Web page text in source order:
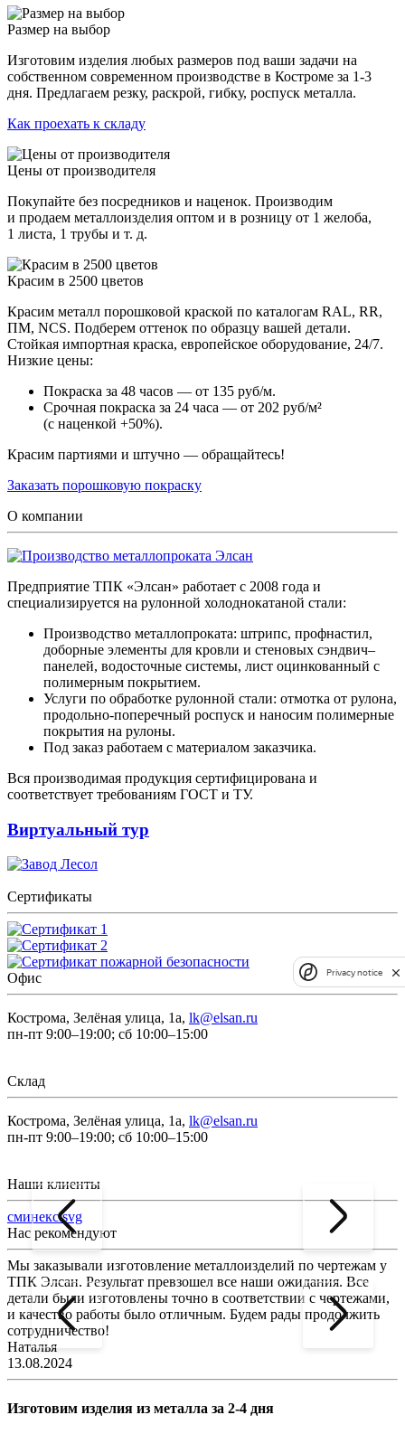
Размер на выбор
Изготовим изделия любых размеров под ваши задачи на
собственном современном производстве в Костроме за 1-3
дня. Предлагаем резку, раскрой, гибку, роспуск металла.
Как проехать к складу
Цены от производителя
Покупайте без посредников и наценок. Производим
и продаем металлоизделия оптом и в розницу от 1 желоба,
1 листа, 1 трубы и т. д.
Красим в 2500 цветов
Красим металл порошковой краской по каталогам RAL, RR,
ПМ, NCS. Подберем оттенок по образцу вашей детали.
Стойкая импортная краска, европейское оборудование, 24/7.
Низкие цены:
Покраска за 48 часов — от 135 руб/м.
Срочная покраска за 24 часа — от 202 руб/м²
(с наценкой +50%).
Красим партиями и штучно — обращайтесь!
Заказать порошковую покраску
О компании
Предприятие ТПК «Элсан» работает с 2008 года и
специализируется на рулонной холоднокатаной стали:
Производство металлопроката: штрипс, профнастил,
доборные элементы для кровли и стеновых сэндвич–
панелей, водосточные системы, лист оцинкованный с
полимерным покрытием.
Услуги по обработке рулонной стали: отмотка от рулона,
продольно-поперечный роспуск и наносим полимерные
покрытия на рулоны.
Под заказ работаем с материалом заказчика.
Вся производимая продукция сертифицирована и
соответствует требованиям ГОСТ и ТУ.
Виртуальный тур
Сертификаты
Офис
Кострома, Зелёная улица, 1а, lk@elsan.ru
пн-пт 9:00–19:00; сб 10:00–15:00
Склад
Кострома, Зелёная улица, 1а, lk@elsan.ru
пн-пт 9:00–19:00; сб 10:00–15:00
Наши клиенты
сминекс.svg
Нас рекомендуют
Мы заказывали изготовление металлоизделий по чертежам у
ТПК Элсан. Результат превзошел все наши ожидания. Все
детали были изготовлены точно в соответствии с чертежами,
и качество работы было отличным. Будем рады продолжить
сотрудничество!
Наталья
13.08.2024
Изготовим изделия из металла за 2-4 дня
Privacy notice